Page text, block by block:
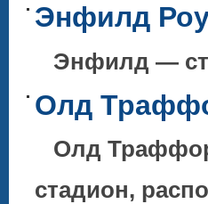
Энфилд
Энфилд —
Олд
Олд
стадион,